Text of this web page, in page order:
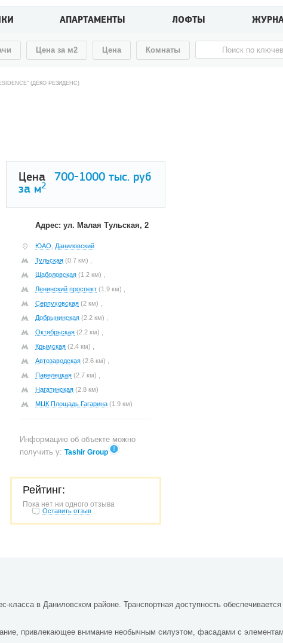
АПАРТАМЕНТЫ ЛОФТЫ
Цена за м2 Цена Комнаты
(ДЕКО РЕЗИДЕНС)
Цена 700-1000 тыс. руб
за м2
Адрес: ул. Малая Тульская, 2
ЮАО
Даниловский
Тульская (0.7 км) ,
Шаболовская (1.2 км) ,
Ленинский проспект (1.9 км) ,
Серпуховская (2 км) ,
Добрынинская (2.2 км) ,
Октябрьская (2.2 км) ,
Крымская (2.4 км) ,
Автозаводская (2.6 км) ,
Павелецкая (2.7 км) ,
Нагатинская (2.8 км)
МЦК Площадь Гагарина (1.9 км)
Информацию об объекте можно
получить у: Tashir Group
Рейтинг:
Пока нет ни одного отзыва
Оставить отзыв
класса в Даниловском районе. Транспортная доступность
привлекающее внимание необычным силуэтом, фасадами с